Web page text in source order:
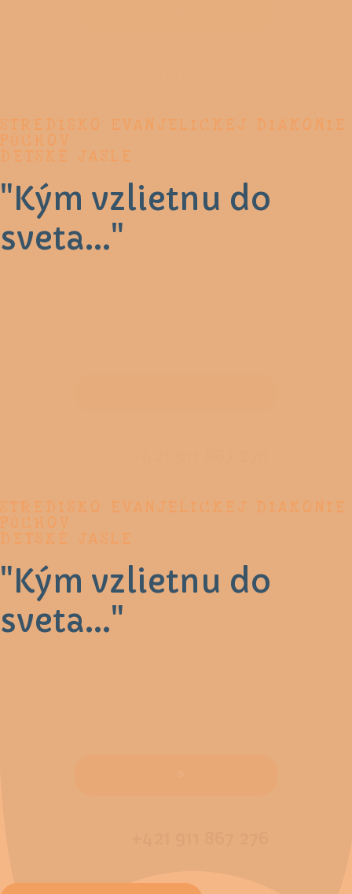
STREDISKO EVANJELICKEJ DIAKONIE
PÚCHOV
DETSKÉ JASLE
"Kým vzlietnu do
sveta..."
STREDISKO EVANJELICKEJ DIAKONIE
PÚCHOV
DETSKÉ JASLE
"Kým vzlietnu do
sveta..."